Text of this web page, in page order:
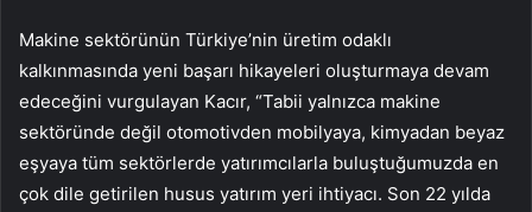
Makine sektörünün Türkiye’nin üretim odaklı
kalkınmasında yeni başarı hikayeleri oluşturmaya devam
edeceğini vurgulayan Kacır, “Tabii yalnızca makine
sektöründe değil otomotivden mobilyaya, kimyadan beyaz
eşyaya tüm sektörlerde yatırımcılarla buluştuğumuzda en
çok dile getirilen husus yatırım yeri ihtiyacı. Son 22 yılda